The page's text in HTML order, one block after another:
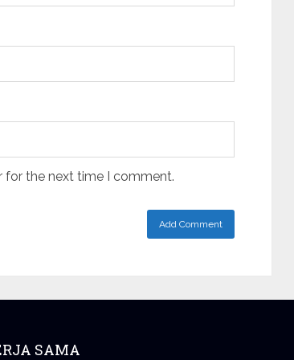
for the next time I comment.
SAMA